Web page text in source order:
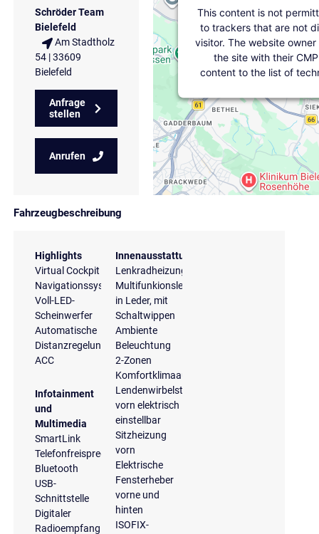
Schröder Team
Bielefeld
Am Stadtholz
54 | 33609
Bielefeld
Anfrage
stellen
Anrufen
This content is not
to trackers that are not
visitor. The website
the site with their
content to the list of
Fahrzeugbeschreibung
Highlights
Virtual Cockpit
Navigationssystem
Voll-LED-
Scheinwerfer
Automatische
Distanzregelung
ACC
Infotainment
und
Multimedia
SmartLink
Telefonfreisprecheinrichtung
Bluetooth
USB-
Schnittstelle
Digitaler
Radioempfang
Innenausstattung
Lenkradheizung
Multifunkionslenkrad
in Leder, mit
Schaltwippen
Ambiente
Beleuchtung
2-Zonen
Komfortklimaautomatik
Lendenwirbelstütze
vorn elektrisch
einstellbar
Sitzheizung
vorn
Elektrische
Fensterheber
vorne und
hinten
ISOFIX-